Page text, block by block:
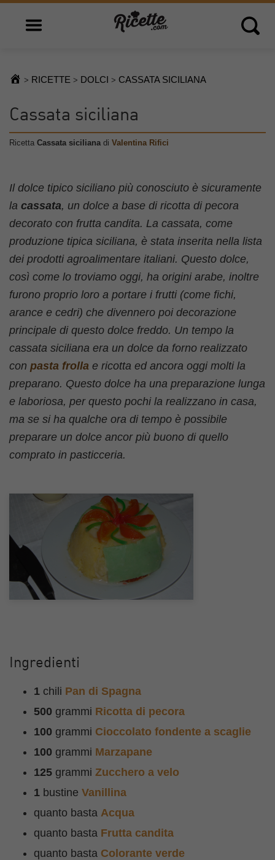
Open main menu Open
> RICETTE > DOLCI > CASSATA SICILIANA
Cassata siciliana
Ricetta Cassata siciliana di Valentina Rifici
Il dolce tipico siciliano più conosciuto è sicuramente
la cassata, un dolce a base di ricotta di pecora
decorato con frutta candita. La cassata, come
produzione tipica siciliana, è stata inserita nella lista
dei prodotti agroalimentare italiani. Questo dolce,
così come lo troviamo oggi, ha origini arabe, inoltre
furono proprio loro a portare i frutti (come fichi,
arance e cedri) che divennero poi decorazione
principale di questo dolce freddo. Un tempo la
cassata siciliana era un dolce da forno realizzato
con pasta frolla e ricotta ed ancora oggi molti la
preparano. Questo dolce ha una preparazione lunga
e laboriosa, per questo pochi la realizzano in casa,
ma se si ha qualche ora di tempo è possibile
preparare un dolce ancor più buono di quello
comprato in pasticceria.
Ingredienti
1 chili Pan di Spagna
500 grammi Ricotta di pecora
100 grammi Cioccolato fondente a scaglie
100 grammi Marzapane
125 grammi Zucchero a velo
1 bustine Vanillina
quanto basta Acqua
quanto basta Frutta candita
quanto basta Colorante verde